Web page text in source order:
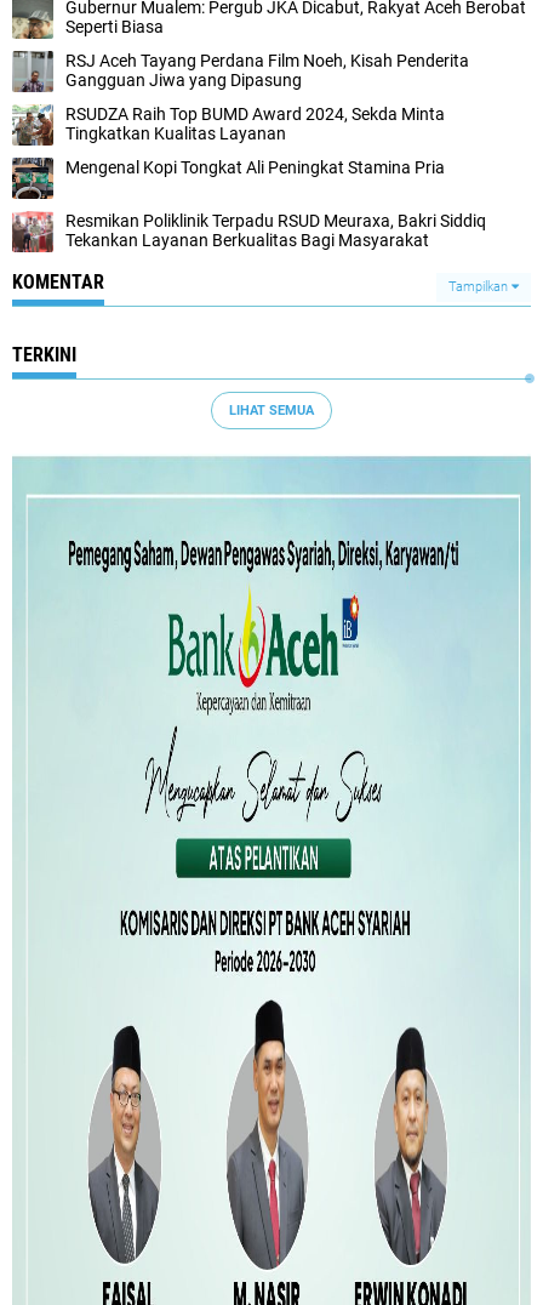
Gubernur Mualem: Pergub JKA Dicabut, Rakyat Aceh Berobat
Seperti Biasa
RSJ Aceh Tayang Perdana Film Noeh, Kisah Penderita
Gangguan Jiwa yang Dipasung
RSUDZA Raih Top BUMD Award 2024, Sekda Minta
Tingkatkan Kualitas Layanan
Mengenal Kopi Tongkat Ali Peningkat Stamina Pria
Resmikan Poliklinik Terpadu RSUD Meuraxa, Bakri Siddiq
Tekankan Layanan Berkualitas Bagi Masyarakat
KOMENTAR Tampilkan
TERKINI
LIHAT SEMUA